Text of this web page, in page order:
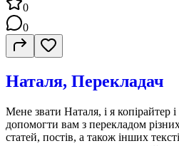
0
0
Наталя, Перекладач
Мене звати Наталя, і я копірайтер
допомогти вам з перекладом
статей, постів, а також інших